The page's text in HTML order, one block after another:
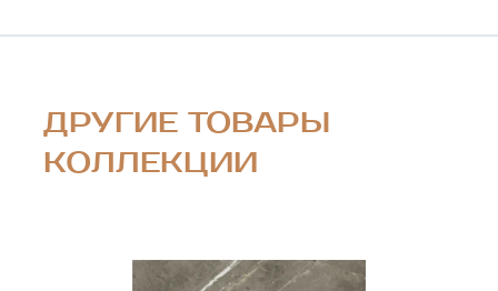
ДРУГИЕ ТОВАРЫ
КОЛЛЕКЦИИ